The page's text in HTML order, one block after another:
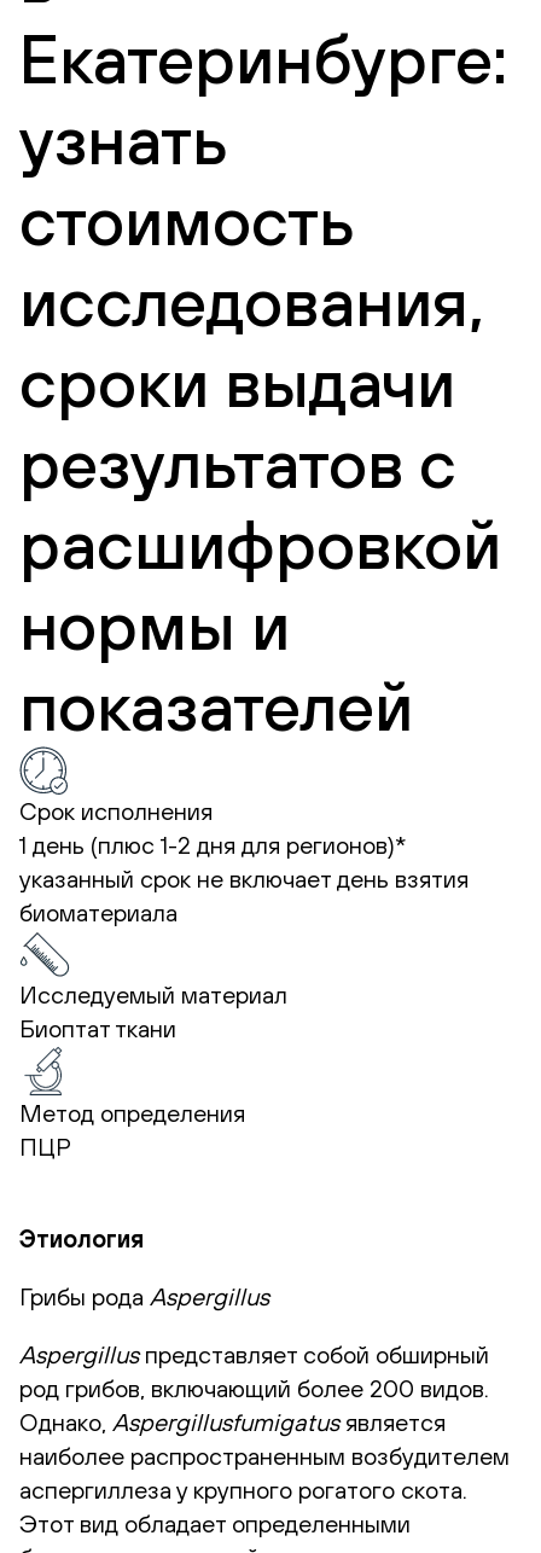
Екатеринбурге:
узнать
стоимость
исследования,
сроки выдачи
результатов с
расшифровкой
нормы и
показателей
Срок исполнения
1 день (плюс 1-2 дня для регионов)*
указанный срок не включает день взятия
биоматериала
Исследуемый материал
Биоптат ткани
Метод определения
ПЦР
Этиология
Грибы рода Aspergillus
Aspergillusпредставляет собой обширный
род грибов, включающий более 200 видов.
Однако, Aspergillusfumigatusявляется
наиболее распространенным возбудителем
аспергиллеза у крупного рогатого скота.
Этот вид обладает определенными